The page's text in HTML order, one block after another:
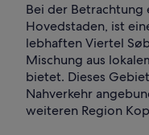
Bei der Betrachtung
Hovedstaden, ist
lebhaften Viertel
Mischung aus
bietet. Dieses
Nahverkehr
weiteren Region